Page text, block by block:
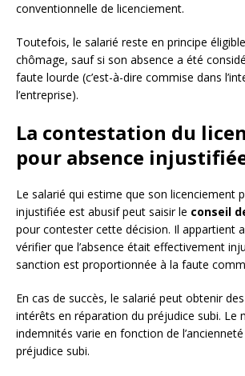
conventionnelle de licenciement.
Toutefois, le salarié reste en principe
chômage, sauf si son absence a été
faute lourde (c’est-à-dire commise dans
l’entreprise).
La contestation du
pour absence
Le salarié qui estime que son licenciement
injustifiée est abusif peut saisir le conseil
pour contester cette décision. Il appartient
vérifier que l’absence était effectivement
sanction est proportionnée à la faute
En cas de succès, le salarié peut obtenir
intérêts en réparation du préjudice subi. Le
indemnités varie en fonction de
préjudice subi.